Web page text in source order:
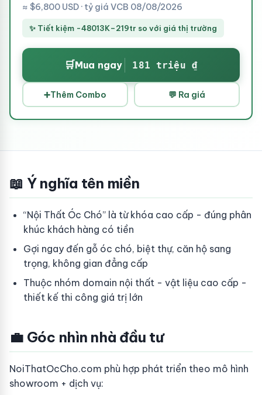
≈ $6,800 USD · tỷ giá VCB 08/08/2026
✨ Tiết kiệm -48013K–219tr so với giá thị trường
🛒Mua ngay 181 triệu ₫
➕Thêm Combo 💬 Ra giá
📖 Ý nghĩa tên miền
“Nội Thất Óc Chó” là từ khóa cao cấp - đúng phân
khúc khách hàng có tiền
Gợi ngay đến gỗ óc chó, biệt thự, căn hộ sang
trọng, không gian đẳng cấp
Thuộc nhóm domain nội thất - vật liệu cao cấp -
thiết kế thi công giá trị lớn
💼 Góc nhìn nhà đầu tư
NoiThatOcCho.com phù hợp phát triển theo mô hình
showroom + dịch vụ: